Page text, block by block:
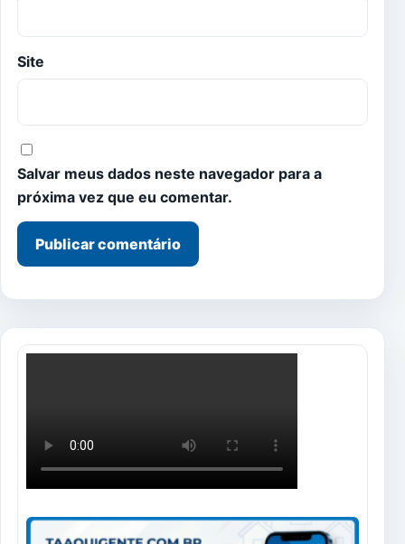
Site
Salvar meus dados neste navegador para a
próxima vez que eu comentar.